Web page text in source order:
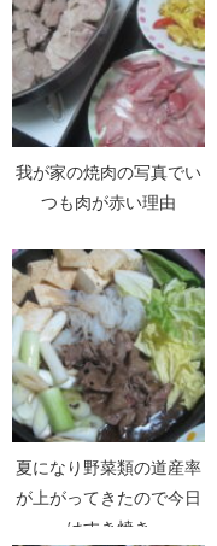
我が家の焼肉の写真でい
つも肉が赤い理由
夏になり野菜類の道産率
が上がってきたので今日
はすき焼き